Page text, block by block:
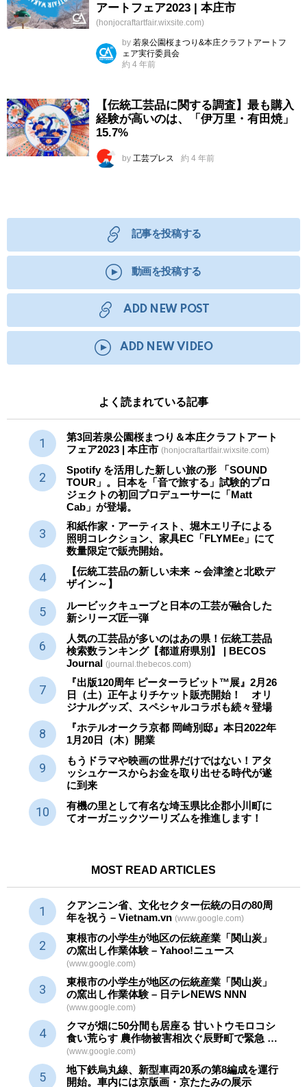
アートフェア2023 | 本庄市
(honjocraftartfair.wixsite.com)
by 若泉公園桜まつり&本庄クラフトアートフ
ェア実行委員会
約 4 年前
【伝統工芸品に関する調査】最も購入
経験が高いのは、「伊万里・有田焼」
15.7%
by 工芸プレス 約 4 年前
記事を投稿する
動画を投稿する
ADD NEW POST
ADD NEW VIDEO
よく読まれている記事
第3回若泉公園桜まつり＆本庄クラフトアート
フェア2023 | 本庄市 (honjocraftartfair.wixsite.com)
Spotify を活用した新しい旅の形 「SOUND
TOUR」。日本を「音で旅する」試験的プロ
ジェクトの初回プロデューサーに「Matt
Cab」が登場。
和紙作家・アーティスト、堀木エリ子による
照明コレクション、家具EC「FLYMEe」にて
数量限定で販売開始。
【伝統工芸品の新しい未来 ～会津塗と北欧デ
ザイン～】
ルービックキューブと日本の工芸が融合した
新シリーズ匠一弾
人気の工芸品が多いのはあの県！伝統工芸品
検索数ランキング【都道府県別】 | BECOS
Journal (journal.thebecos.com)
『出版120周年 ピーターラビット™展』2月26
日（土）正午よりチケット販売開始！ オリ
ジナルグッズ、スペシャルコラボも続々登場
『ホテルオークラ京都 岡崎別邸』本日2022年
1月20日（木）開業
もうドラマや映画の世界だけではない！アタ
ッシュケースからお金を取り出せる時代が遂
に到来
有機の里として有名な埼玉県比企郡小川町に
てオーガニックツーリズムを推進します！
MOST READ ARTICLES
クアンニン省、文化セクター伝統の日の80周
年を祝う – Vietnam.vn (www.google.com)
東根市の小学生が地区の伝統産業 「関山炭」
の窯出し作業体験 – Yahoo!ニュース
(www.google.com)
東根市の小学生が地区の伝統産業 「関山炭」
の窯出し作業体験 – 日テレNEWS NNN
(www.google.com)
クマが畑に50分間も居座る 甘いトウモロコシ
食い荒らす 農作物被害相次ぐ辰野町で緊急 …
(www.google.com)
地下鉄烏丸線、新型車両20系の第8編成を運行
開始。車内には京版画・京たたみの展示